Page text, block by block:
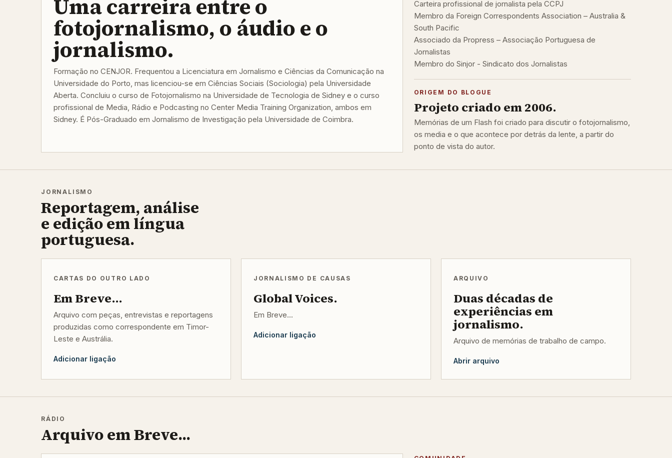
Uma carreira entre o
fotojornalismo, o áudio e o
jornalismo.
Formação no CENJOR. Frequentou a Licenciatura em Jornalismo e Ciências da Comunicação na
Universidade do Porto, mas licenciou-se em Ciências Sociais (Sociologia) pela Universidade
Aberta. Concluiu o curso de Fotojornalismo na Universidade de Tecnologia de Sidney e o curso
profissional de Media, Rádio e Podcasting no Center Media Training Organization, ambos em
Sidney. É Pós-Graduado em Jornalismo de Investigação pela Universidade de Coimbra.
Carteira profissional de jornalista pela CCPJ
Membro da Foreign Correspondents Association – Australia &
South Pacific
Associado da Propress – Associação Portuguesa de
Jornalistas
Membro do Sinjor - Sindicato dos Jornalistas
ORIGEM DO BLOGUE
Projeto criado em 2006.
Memórias de um Flash foi criado para discutir o fotojornalismo,
os media e o que acontece por detrás da lente, a partir do
ponto de vista do autor.
JORNALISMO
Reportagem, análise
e edição em língua
portuguesa.
CARTAS DO OUTRO LADO
Em Breve...
Arquivo com peças, entrevistas e reportagens
produzidas como correspondente em Timor-
Leste e Austrália.
Adicionar ligação
JORNALISMO DE CAUSAS
Global Voices.
Em Breve...
Adicionar ligação
ARQUIVO
Duas décadas de
experiências em
jornalismo.
Arquivo de memórias de trabalho de campo.
Abrir arquivo
RÁDIO
Arquivo em Breve...